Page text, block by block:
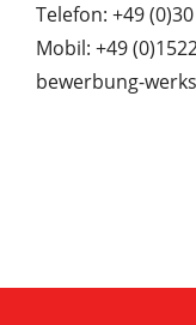
Telefon: +49
Mobil: +49
bewerbung-